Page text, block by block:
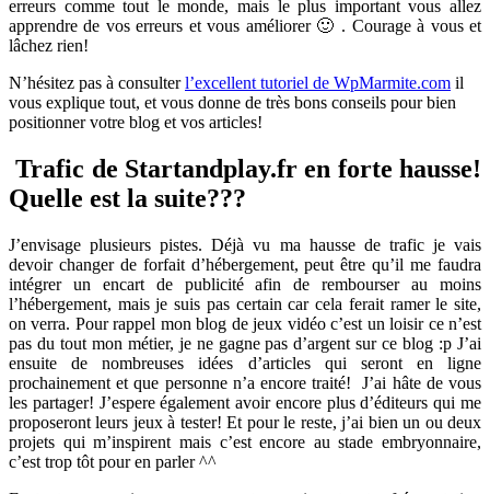
erreurs comme tout le monde, mais le plus important vous allez
apprendre de vos erreurs et vous améliorer 🙂 . Courage à vous et
lâchez rien!
N’hésitez pas à consulterl’excellent tutoriel de WpMarmite.com il
vous explique tout, et vous donne de très bons conseils pour bien
positionner votre blog et vos articles!
Trafic de Startandplay.fr en forte hausse!
Quelle est la suite???
J’envisage plusieurs pistes. Déjà vu ma hausse de trafic je vais
devoir changer de forfait d’hébergement, peut être qu’il me faudra
intégrer un encart de publicité afin de rembourser au moins
l’hébergement, mais je suis pas certain car cela ferait ramer le site,
on verra. Pour rappel mon blog de jeux vidéo c’est un loisir ce n’est
pas du tout mon métier, je ne gagne pas d’argent sur ce blog :p J’ai
ensuite de nombreuses idées d’articles qui seront en ligne
prochainement et que personne n’a encore traité! J’ai hâte de vous
les partager! J’espere également avoir encore plus d’éditeurs qui me
proposeront leurs jeux à tester! Et pour le reste, j’ai bien un ou deux
projets qui m’inspirent mais c’est encore au stade embryonnaire,
c’est trop tôt pour en parler ^^